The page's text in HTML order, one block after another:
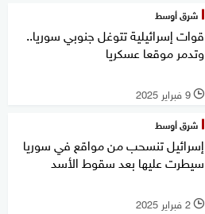
شرق أوسط
قوات إسرائيلية تتوغل جنوبي سوريا..
وتدمر موقعا عسكريا
l 9 فبراير 2025
شرق أوسط
إسرائيل تنسحب من مواقع في سوريا
سيطرت عليها بعد سقوط الأسد
l 2 فبراير 2025